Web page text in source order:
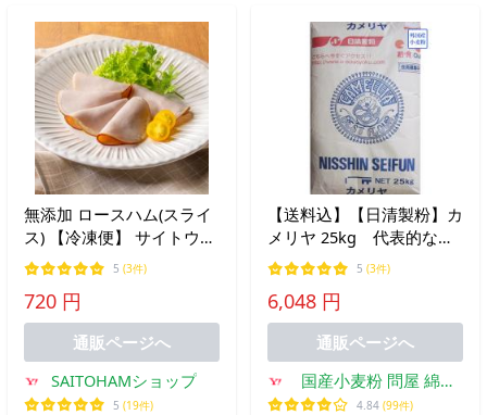
無添加 ロースハム(スライ
ス) 【冷凍便】 サイトウハ
ム 無塩せきハム 2007年
IFFAコンテスト銀賞受賞
5 (3件)
720 円
通販ページへ
SAITOHAMショップ
5 (19件)
【送料込】【日清製粉】カ
メリヤ 25kg 代表的なパ
ン用粉
5 (3件)
6,048 円
通販ページへ
国産小麦粉 問屋 綿鍬
商店
4.84 (99件)